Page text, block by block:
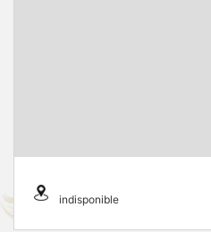
indisponible